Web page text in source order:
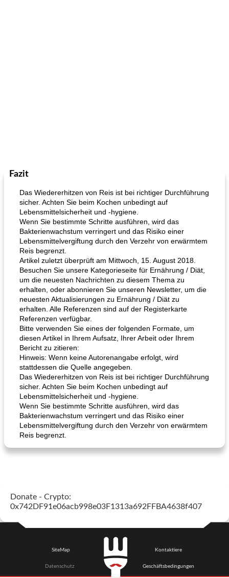
Fazit
Das Wiedererhitzen von Reis ist bei richtiger Durchführung
sicher. Achten Sie beim Kochen unbedingt auf
Lebensmittelsicherheit und -hygiene.
Wenn Sie bestimmte Schritte ausführen, wird das
Bakterienwachstum verringert und das Risiko einer
Lebensmittelvergiftung durch den Verzehr von erwärmtem
Reis begrenzt.
Artikel zuletzt überprüft am Mittwoch, 15. August 2018.
Besuchen Sie unsere Kategorieseite für Ernährung / Diät,
um die neuesten Nachrichten zu diesem Thema zu
erhalten, oder abonnieren Sie unseren Newsletter, um die
neuesten Aktualisierungen zu Ernährung / Diät zu
erhalten. Alle Referenzen sind auf der Registerkarte
Referenzen verfügbar.
Bitte verwenden Sie eines der folgenden Formate, um
diesen Artikel in Ihrem Aufsatz, Ihrer Arbeit oder Ihrem
Bericht zu zitieren:
Hinweis: Wenn keine Autorenangabe erfolgt, wird
stattdessen die Quelle angegeben.
Das Wiedererhitzen von Reis ist bei richtiger Durchführung
sicher. Achten Sie beim Kochen unbedingt auf
Lebensmittelsicherheit und -hygiene.
Wenn Sie bestimmte Schritte ausführen, wird das
Bakterienwachstum verringert und das Risiko einer
Lebensmittelvergiftung durch den Verzehr von erwärmtem
Reis begrenzt.
Donate - Crypto:
0x742DF91e06acb998e03F1313a692FFBA4638f407
SiteMap
Datenschutz
Kontaktiere
Geschäftsbedingungen